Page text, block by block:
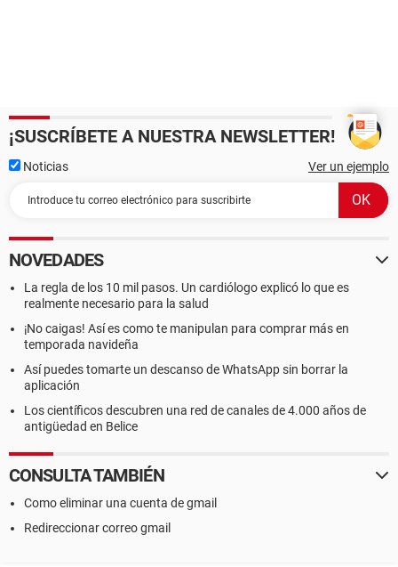
¡SUSCRÍBETE A NUESTRA NEWSLETTER!
Noticias Ver un ejemplo
NOVEDADES
La regla de los 10 mil pasos. Un cardiólogo explicó lo que es
realmente necesario para la salud
¡No caigas! Así es como te manipulan para comprar más en
temporada navideña
Así puedes tomarte un descanso de WhatsApp sin borrar la
aplicación
Los científicos descubren una red de canales de 4.000 años de
antigüedad en Belice
CONSULTA TAMBIÉN
Como eliminar una cuenta de gmail
Redireccionar correo gmail